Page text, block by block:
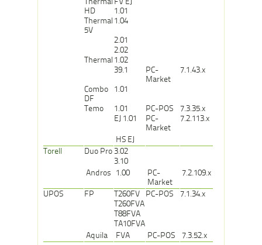
HD
1.01
Thermal
5V
1.04
2.01
2.02
Thermal 1.02
39.1
PC-
Market
7.1.43.x
Combo
DF
1.01
Temo 1.01 PC-POS
7.3.35.x
EJ 1.01
PC-
Market
7.2.113.x
HS EJ
Torell
Duo Pro 3.02
3.10
Andros
1.00
PC-
Market
7.2.109.x
UPOS FP T260FV PC-POS
7.1.34.x
T260FVA
T88FVA
TA10FVA
Aquila
FVA PC-POS 7.3.52.x